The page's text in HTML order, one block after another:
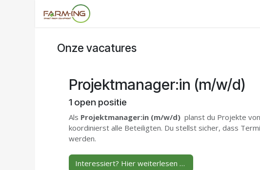
Overslaan naar inhoud
Onze vacatures
Projektmanager:in (m/w/d)
1 open positie
Als Projektmanager:in (m/w/d) planst du Projekte
koordinierst alle Beteiligten. Du stellst sicher, dass
werden.
Interessiert? Hier weiterlesen …